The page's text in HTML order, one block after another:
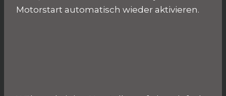
Motorstart automatisch wieder aktivieren.